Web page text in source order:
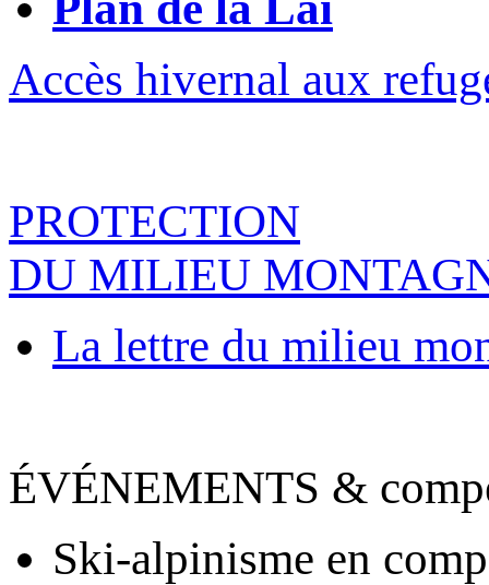
Accès hivernal aux
PROTECTION
DU MILIEU
La lettre du milieu
ÉVÉNEMENTS &
Ski-alpinisme en